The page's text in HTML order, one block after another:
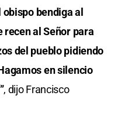
bendiga al
recen al Señor para
del pueblo pidiendo
en silencio
, dijo Francisco